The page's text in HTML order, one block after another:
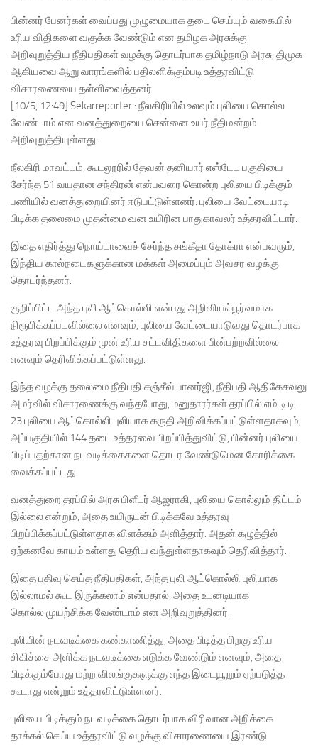
பின்னர் பேனர்கள் வைப்பது முழுமையாக தடை செய்யும் வகையில்
உரிய விதிகளை வகுக்க வேண்டும் என தமிழக அரசுக்கு
அறிவுறுத்திய நீதிபதிகள் வழக்கு தொடர்பாக தமிழ்நாடு அரசு, திமுக
ஆகியவை ஆறு வாரங்களில் பதிலளிக்கும்படி உத்தரவிட்டு
விசாரணையை தள்ளிவைத்தனர்.
[10/5, 12:49] Sekarreporter.: நீலகிரியில் உலவும் புலியை கொல்ல
வேண்டாம் என வனத்துறையை சென்னை உயர் நீதிமன்றம்
அறிவுறுத்தியுள்ளது.
நீலகிரி மாவட்டம், கூடலூரில் தேவன் தனியார் எஸ்டேட பகுதியை
சேர்ந்த 51 வயதான சந்திரன் என்பவரை கொன்ற புலியை பிடிக்கும்
பணியில் வனத்துறையினர் ஈடுபட்டுள்ளனர். புலியை வேட்டையாடி
பிடிக்க தலைமை முதன்மை வன உயிரின பாதுகாவலர் உத்தரவிட்டார்.
இதை எதிர்த்து நொய்டாவைச் சேர்ந்த சங்கீதா தோக்ரா என்பவரும்,
இந்திய கால்நடைகளுக்கான மக்கள் அமைப்பும் அவசர வழக்கு
தொடர்ந்தனர்.
குறிப்பிட்ட அந்த புலி ஆட்கொல்லி என்பது அறிவியல்பூர்வமாக
நிரூபிக்கப்படவில்லை எனவும், புலியை வேட்டையாடுவது தொடர்பாக
உத்தரவு பிறப்பிக்கும் முன் உரிய சட்டவிதிகளை பின்பற்றவில்லை
எனவும் தெரிவிக்கப்பட்டுள்ளது.
இந்த வழக்கு தலைமை நீதிபதி சஞ்சீவ் பானர்ஜி, நீதிபதி ஆதிகேசவலு
அமர்வில் விசாரணைக்கு வந்தபோது, மனுதாரர்கள் தரப்பில் எம்.டி.டி.
23 புலியை ஆட்கொல்லி புலியாக கருதி அறிவிக்கப்பட்டுள்ளதாகவும்,
அப்பகுதியில் 144 தடை உத்தரவை பிறப்பித்துவிட்டு, பின்னர் புலியை
பிடிப்பதற்கான நடவடிக்கைகளை தொடர வேண்டுமென கோரிக்கை
வைக்கப்பட்டது
வனத்துறை தரப்பில் அரசு பிளீடர் ஆஜராகி, புலியை கொல்லும் திட்டம்
இல்லை என்றும், அதை உயிருடன் பிடிக்கவே உத்தரவு
பிறப்பிக்கப்பட்டுள்ளதாக விளக்கம் அளித்தார். அதன் கழுத்தில்
ஏற்கனவே காயம் உள்ளது தெரிய வந்துள்ளதாகவும் தெரிவித்தார்.
இதை பதிவு செய்த நீதிபதிகள், அந்த புலி ஆட்கொல்லி புலியாக
இல்லாமல் கூட இருக்கலாம் என்பதால், அதை உடனடியாக
கொல்ல முயற்சிக்க வேண்டாம் என அறிவுறுத்தினர்.
புலியின் நடவடிக்கை கண்காணித்து, அதை பிடித்த பிறகு உரிய
சிகிச்சை அளிக்க நடவடிக்கை எடுக்க வேண்டும் எனவும், அதை
பிடிக்கும்போது மற்ற விலங்குகளுக்கு எந்த இடையூறும் ஏற்படுத்த
கூடாது என்றும் உத்தரவிட்டுள்ளனர்.
புலியை பிடிக்கும் நடவடிக்கை தொடர்பாக விரிவான அறிக்கை
தாக்கல் செய்ய உத்தரவிட்டு வழக்கு விசாரணையை இரண்டு